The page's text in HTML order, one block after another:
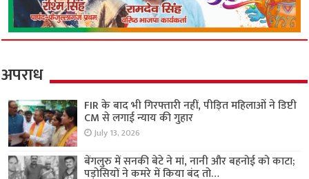
अपराध
FIR के बाद भी गिरफ्तारी नहीं, पीड़ित महिलाओं ने डिप्टी
CM से लगाई न्याय की गुहार
July 13, 2026
बेंगलुरु में सनकी बेटे ने मां, नानी और बहनोई को काटा;
पड़ोसियों ने कमरे में किया बंद तो…